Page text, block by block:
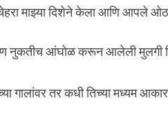
चेहरा माझ्या दिशेने केला आणि आपले
नुकतीच आंघोळ करून आलेली मुलगी
गालांवर तर कधी तिच्या मध्यम